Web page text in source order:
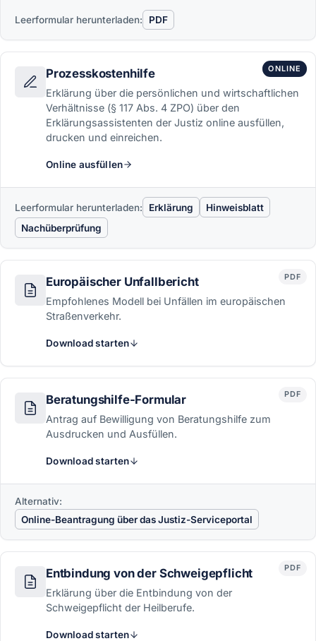
Leerformular herunterladen: PDF
Prozesskostenhilfe
Erklärung über die persönlichen und wirtschaftlichen
Verhältnisse (§ 117 Abs. 4 ZPO) über den
Erklärungsassistenten der Justiz online ausfüllen,
drucken und einreichen.
Online ausfüllen
Leerformular herunterladen: Erklärung
Hinweisblatt
Nachüberprüfung
ONLINE
Europäischer Unfallbericht
Empfohlenes Modell bei Unfällen im europäischen
Straßenverkehr.
Download starten
PDF
Beratungshilfe-Formular
Antrag auf Bewilligung von Beratungshilfe zum
Ausdrucken und Ausfüllen.
Download starten
Alternativ:
Online-Beantragung über das Justiz-Serviceportal
PDF
Entbindung von der Schweigepflicht
Erklärung über die Entbindung von der
Schweigepflicht der Heilberufe.
Download starten
PDF